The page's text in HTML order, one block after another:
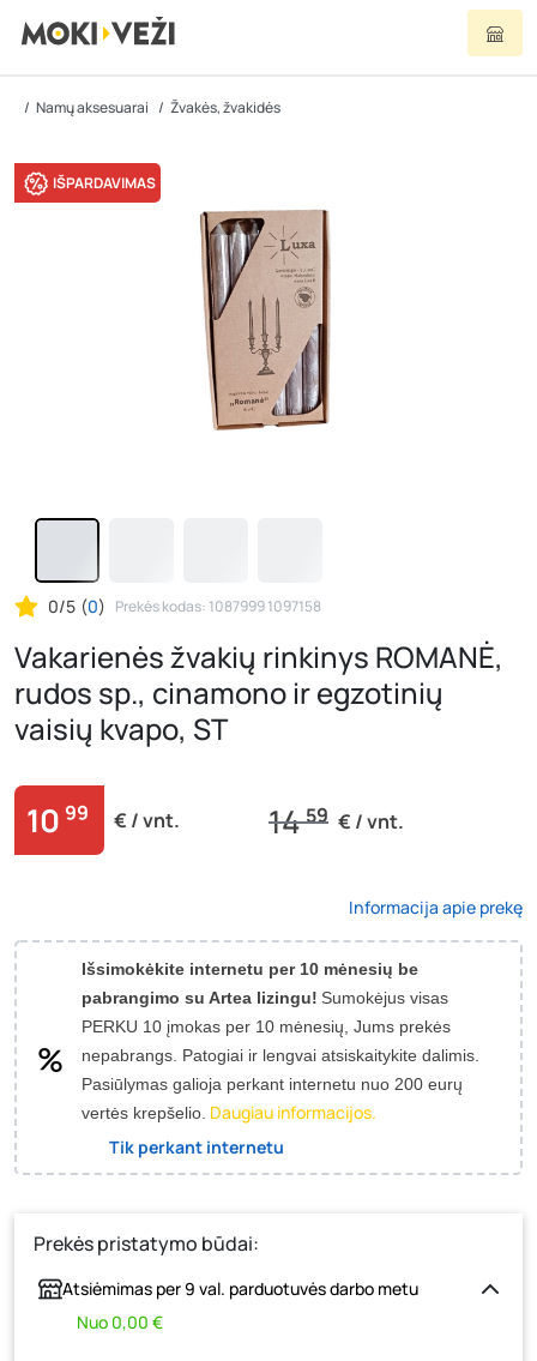
Namų aksesuarai Žvakės, žvakidės
IŠPARDAVIMAS
0/5 (0) Prekės kodas: 1087999 1097158
Vakarienės žvakių rinkinys ROMANĖ,
rudos sp., cinamono ir egzotinių
vaisių kvapo, ST
10 99 € / vnt. 1459 € / vnt.
Informacija apie prekę
Išsimokėkite internetu per 10 mėnesių be
pabrangimo su Artea lizingu! Sumokėjus visas
PERKU 10 įmokas per 10 mėnesių, Jums prekės
nepabrangs. Patogiai ir lengvai atsiskaitykite dalimis.
Pasiūlymas galioja perkant internetu nuo 200 eurų
vertės krepšelio. Daugiau informacijos.
Tik perkant internetu
Prekės pristatymo būdai:
Atsiėmimas per 9 val. parduotuvės darbo metu
Nuo 0,00 €